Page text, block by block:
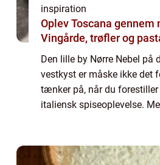
inspiration
Oplev Toscana gennem
Vingårde, trøfler og
Den lille by Nørre Nebel på
vestkyst er måske ikke det
tænker på, når du
italiensk spiseoplevelse.